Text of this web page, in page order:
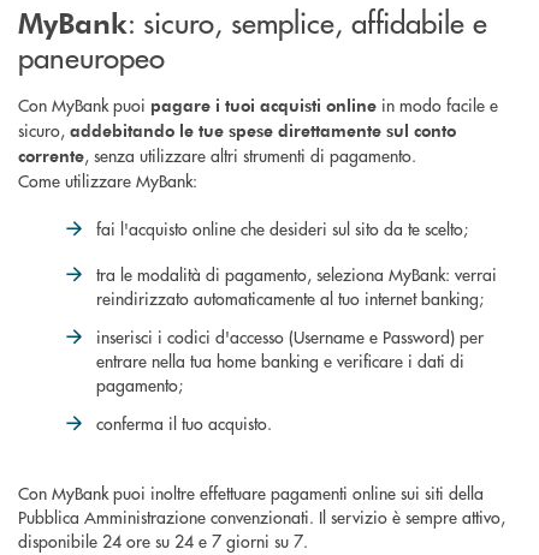
MyBank: sicuro, semplice, affidabile e
paneuropeo
Con MyBank puoi pagare i tuoi acquisti online in modo facile e
sicuro, addebitando le tue spese direttamente sul conto
corrente, senza utilizzare altri strumenti di pagamento.
Come utilizzare MyBank:
fai l'acquisto online che desideri sul sito da te scelto;
tra le modalità di pagamento, seleziona MyBank: verrai
reindirizzato automaticamente al tuo internet banking;
inserisci i codici d'accesso (Username e Password) per
entrare nella tua home banking e verificare i dati di
pagamento;
conferma il tuo acquisto.
Con MyBank puoi inoltre effettuare pagamenti online sui siti della
Pubblica Amministrazione convenzionati. Il servizio è sempre attivo,
disponibile 24 ore su 24 e 7 giorni su 7.